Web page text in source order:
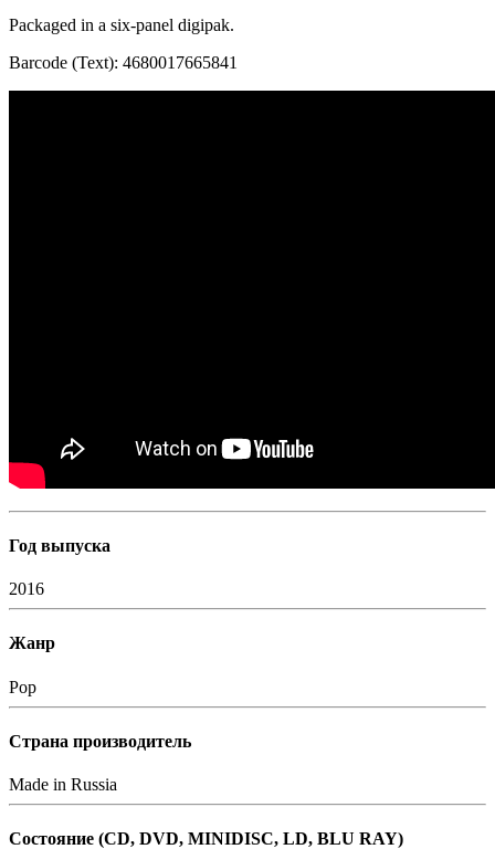
Packaged in a six-panel digipak.
Barcode (Text): 4680017665841
Год выпуска
2016
Жанр
Pop
Страна производитель
Made in Russia
Состояние (СD, DVD, MINIDISC, LD, BLU RAY)